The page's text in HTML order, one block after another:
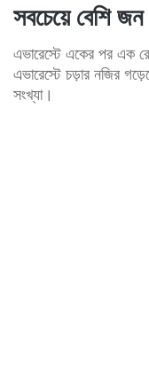
সবচেয়ে বেশি
এভারেস্টে একের পর এক
এভারেস্টে চড়ার নজির
সংখ্যা।